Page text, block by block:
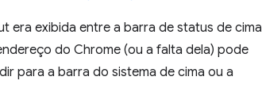
era exibida entre a barra de status de cima
do Chrome (ou a falta dela) pode
para a barra do sistema de cima ou a